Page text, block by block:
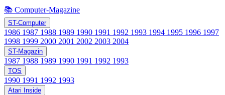
📚 Computer-Magazine
ST-Computer
1986 1987 1988 1989 1990 1991 1992 1993 1994 1995 1996 1997
1998 1999 2000 2001 2002 2003 2004
ST-Magazin
1987 1988 1989 1990 1991 1992 1993
TOS
1990 1991 1992 1993
Atari Inside